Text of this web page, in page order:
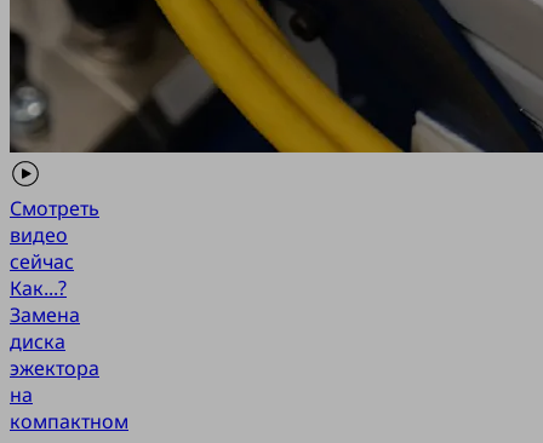
Смотреть
видео
сейчас
Как...?
Замена
диска
эжектора
на
компактном